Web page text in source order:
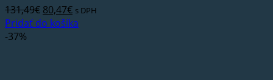
131,49€ Pôvodná
cena
80,47€Aktuálna
cena
s DPH
Pridať do košíka
-37%